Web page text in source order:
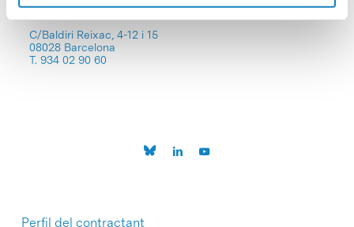
C/Baldiri Reixac, 4-12 i 15
08028 Barcelona
T. 934 02 90 60
Perfil del contractant